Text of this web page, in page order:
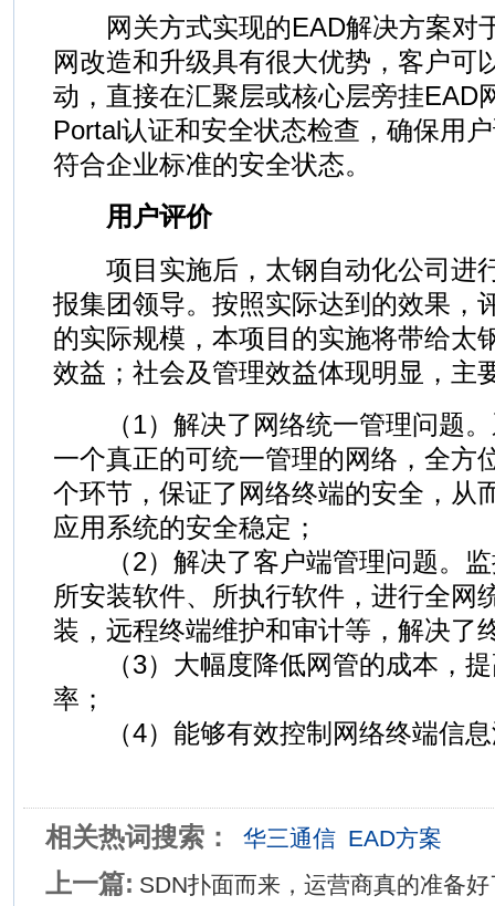
网关方式实现的EAD解决方案对
网改造和升级具有很大优势，客户可
动，直接在汇聚层或核心层旁挂EAD
Portal认证和安全状态检查，确保用
符合企业标准的安全状态。
用户评价
项目实施后，太钢自动化公司进
报集团领导。按照实际达到的效果，
的实际规模，本项目的实施将带给太
效益；社会及管理效益体现明显，主
（1）解决了网络统一管理问题。
一个真正的可统一管理的网络，全方
个环节，保证了网络终端的安全，从
应用系统的安全稳定；
（2）解决了客户端管理问题。监
所安装软件、所执行软件，进行全网
装，远程终端维护和审计等，解决了
（3）大幅度降低网管的成本，提
率；
（4）能够有效控制网络终端信息
相关热词搜索： 华三通信 EAD方案
上一篇: SDN扑面而来，运营商真的准备好